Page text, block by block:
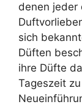
denen jeder
sich
Düften
ihre Düfte
Tageszeit